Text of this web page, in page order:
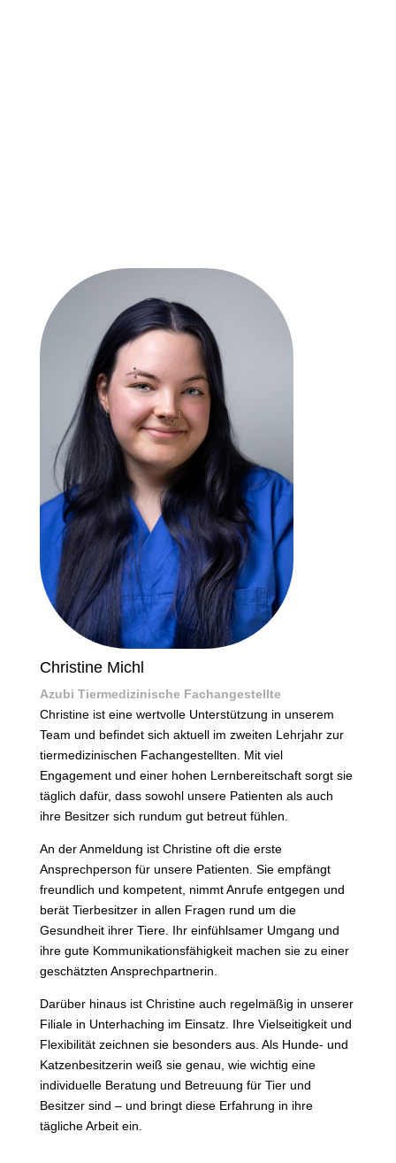
Christine Michl
Azubi Tiermedizinische Fachangestellte
Christine ist eine wertvolle Unterstützung in unserem
Team und befindet sich aktuell im zweiten Lehrjahr zur
tiermedizinischen Fachangestellten. Mit viel
Engagement und einer hohen Lernbereitschaft sorgt sie
täglich dafür, dass sowohl unsere Patienten als auch
ihre Besitzer sich rundum gut betreut fühlen.
An der Anmeldung ist Christine oft die erste
Ansprechperson für unsere Patienten. Sie empfängt
freundlich und kompetent, nimmt Anrufe entgegen und
berät Tierbesitzer in allen Fragen rund um die
Gesundheit ihrer Tiere. Ihr einfühlsamer Umgang und
ihre gute Kommunikationsfähigkeit machen sie zu einer
geschätzten Ansprechpartnerin.
Darüber hinaus ist Christine auch regelmäßig in unserer
Filiale in Unterhaching im Einsatz. Ihre Vielseitigkeit und
Flexibilität zeichnen sie besonders aus. Als Hunde- und
Katzenbesitzerin weiß sie genau, wie wichtig eine
individuelle Beratung und Betreuung für Tier und
Besitzer sind – und bringt diese Erfahrung in ihre
tägliche Arbeit ein.